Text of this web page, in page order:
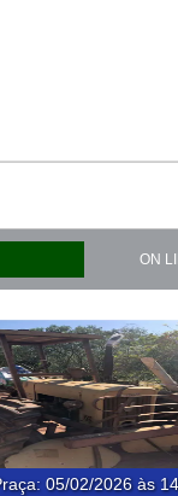
ON
: 05/02/2026 às